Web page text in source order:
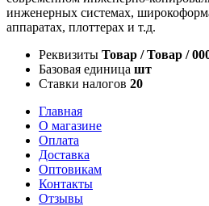
инженерных системах,
аппаратах, плоттерах и т.д.
Реквизиты Товар / Товар /
Базовая единица шт
Ставки налогов 20
Главная
О магазине
Оплата
Доставка
Оптовикам
Контакты
Отзывы